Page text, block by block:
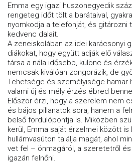
Emma egy igazi huszonegyedik
rengeteg időt tölt a barátaival,
nyomkodja a telefonját, és gitározni
kedvenc dalait.
A zeneiskolában az idei karácsonyi
diákokat, hogy együtt adják elő
társa a nála idősebb, különc és
nemcsak kiválóan zongorázik, de
Tehetsége és személyisége hamar
valami új és mély érzés ébred
Először érzi, hogy a szerelem nem
és bájos pillanatok sora, hanem a
belső fordulópontja is. Miközben
kerül, Emma saját érzelmei között
hullámvasúton találja magát, ahol
vet fel – önmagáról, a szeretetről
igazán felnőni.